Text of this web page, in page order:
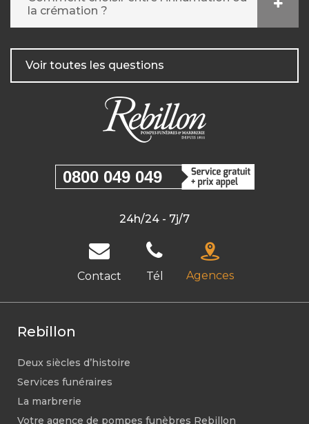
la crémation ?
Voir toutes les questions
0800 049 049
24h/24 - 7j/7
Contact Tél Agences
Rebillon
Deux siècles d’histoire
Services funéraires
La marbrerie
Votre agence de pompes funèbres Rebillon